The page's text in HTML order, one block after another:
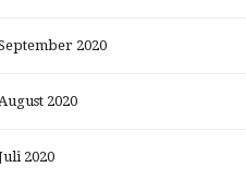
2020
2020
2020